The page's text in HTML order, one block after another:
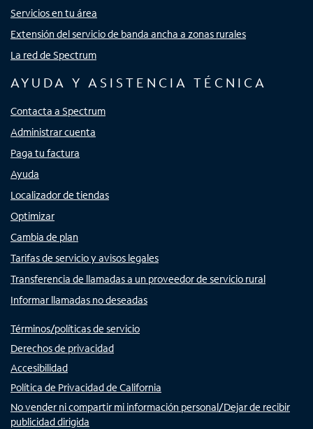
Servicios en tu área
Extensión del servicio de banda ancha a zonas rurales
La red de Spectrum
AYUDA Y ASISTENCIA TÉCNICA
Contacta a Spectrum
Administrar cuenta
Paga tu factura
Ayuda
Localizador de tiendas
Optimizar
Cambia de plan
Tarifas de servicio y avisos legales
Transferencia de llamadas a un proveedor de servicio rural
Informar llamadas no deseadas
Términos/políticas de servicio
Derechos de privacidad
Accesibilidad
Política de Privacidad de California
No vender ni compartir mi información personal/Dejar de recibir
publicidad dirigida